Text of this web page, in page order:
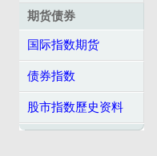
期货债券
国际指数期货
债券指数
股市指数歷史资料